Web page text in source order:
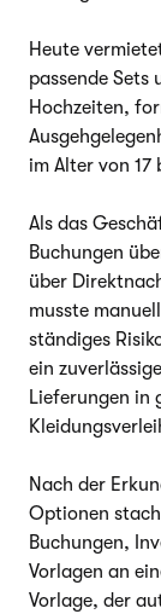
Heute
passende
Hochzeiten,
im Alter von 17
Als das
Buchungen
über
musste
ständiges
ein
Lieferungen in
Nach der
Optionen
Buchungen,
Vorlagen an
Vorlage, der